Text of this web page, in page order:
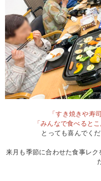
「すき焼きや寿
「みんなで食べると
とっても喜んでく
来月も季節に合わせた食事レク